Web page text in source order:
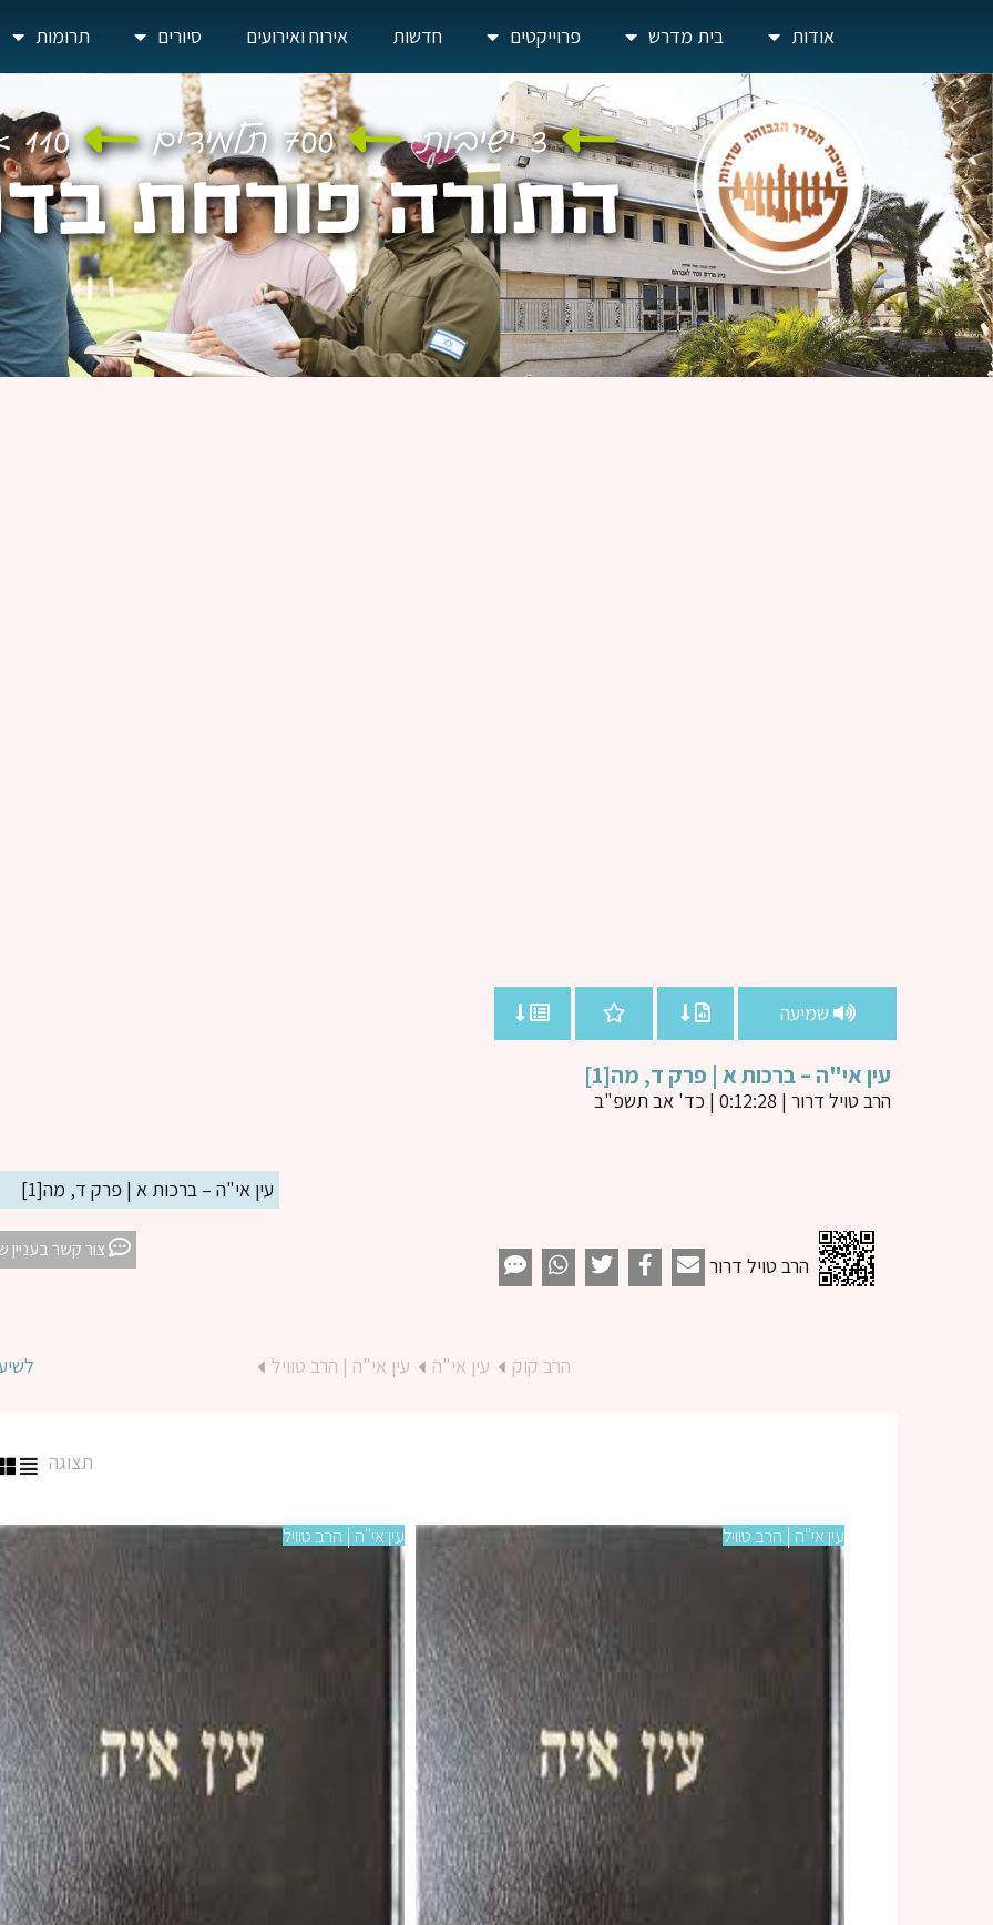
אודות בית מדרש פרוייקטים חדשות אירוח ואירועים סיורים תרומות
שמיעה
עין אי"ה – ברכות א | פרק ד, מה[1]
הרב טויל דרור | 0:12:28 | כד' אב תשפ"ב
עין אי"ה – ברכות א | פרק ד, מה[1]
הרב טויל דרור
צור קשר בעניין
הרב קוק עין אי"ה עין אי"ה | הרב טוויל
תצוגה
עין אי"ה | הרב טוויל עין אי"ה | הרב טוויל